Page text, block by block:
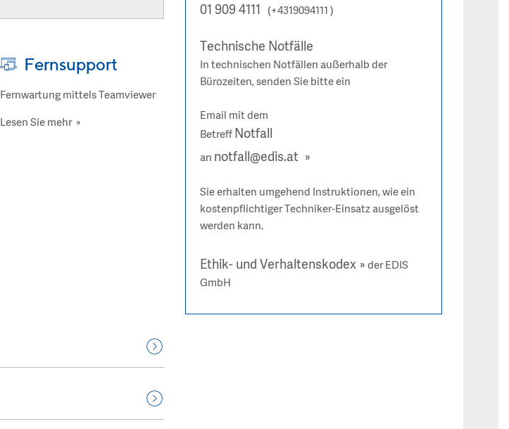
Fernsupport
Fernwartung mittels Teamviewer
Lesen Sie mehr »
01 909 4111 (+4319094111 )
Technische Notfälle
In technischen Notfällen außerhalb der
Bürozeiten, senden Sie bitte ein
Email mit dem
Betreff Notfall
an notfall@edis.at
Sie erhalten umgehend Instruktionen, wie ein
kostenpflichtiger Techniker-Einsatz ausgelöst
werden kann.
Ethik- und Verhaltenskodex
der EDIS
GmbH